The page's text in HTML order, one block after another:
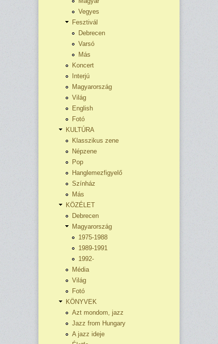
Vegyes
Fesztivál
Debrecen
Varsó
Más
Koncert
Interjú
Magyarország
Világ
English
Fotó
KULTÚRA
Klasszikus zene
Népzene
Pop
Hanglemezfigyelő
Színház
Más
KÖZÉLET
Debrecen
Magyarország
1975-1988
1989-1991
1992-
Média
Világ
Fotó
KÖNYVEK
Azt mondom, jazz
Jazz from Hungary
A jazz ideje